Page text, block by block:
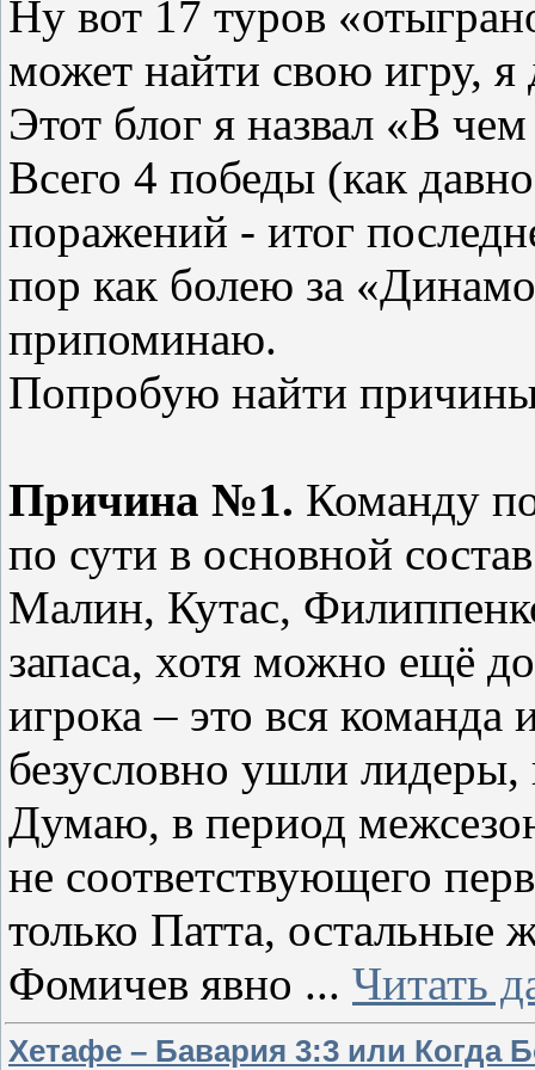
Ну вот 17 туров
может найти свою игру, я
Этот блог я назвал «В
Всего 4 победы (как
поражений - итог
пор как болею за
припоминаю.
Попробую найти причины,
Причина №1. Команду
по сути в основной
Малин, Кутас,
запаса, хотя можно ещё
игрока – это вся команда
безусловно ушли
Думаю, в период
не соответствующего
только Патта, остальные
Фомичев явно ... Читать
Хетафе – Бавария 3:3 или Когда